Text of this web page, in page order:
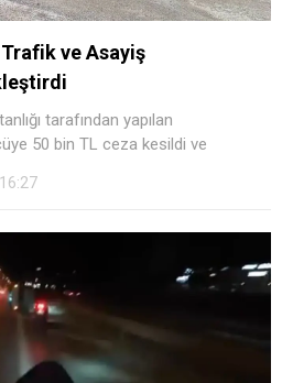
ve Asayiş
tarafından yapılan
50 bin TL ceza kesildi ve